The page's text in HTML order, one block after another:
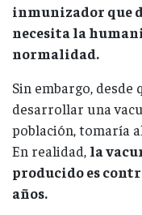
inmunizador que
necesita la
normalidad.
Sin embargo,
desarrollar una
población, tomaría
En realidad, la
producido es
años.